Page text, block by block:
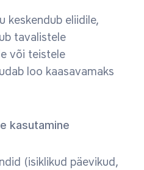
keskendub eliidile,
tavalistele
või teistele
loo kaasavamaks
kasutamine
(isiklikud päevikud,